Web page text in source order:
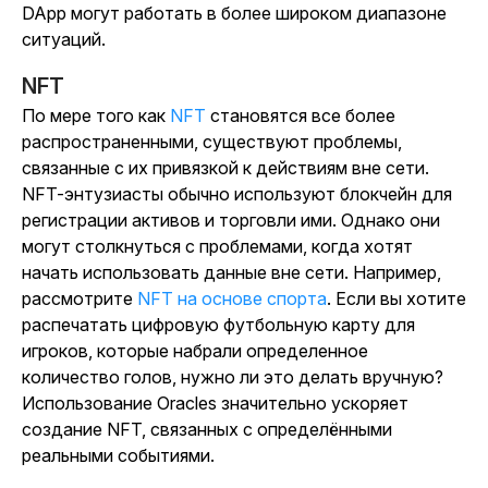
DApp могут работать в более широком диапазоне
ситуаций.
NFT
По мере того как NFT становятся все более
распространенными, существуют проблемы,
связанные с их привязкой к действиям вне сети.
NFT-энтузиасты обычно используют блокчейн для
регистрации активов и торговли ими. Однако они
могут столкнуться с проблемами, когда хотят
начать использовать данные вне сети. Например,
рассмотрите NFT на основе спорта. Если вы хотите
распечатать цифровую футбольную карту для
игроков, которые набрали определенное
количество голов, нужно ли это делать вручную?
Использование Oracles значительно ускоряет
создание NFT, связанных с определёнными
реальными событиями.